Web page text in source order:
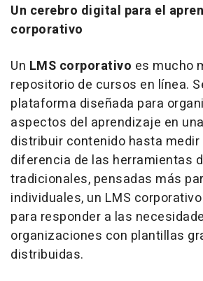
Un cerebro digital para el
corporativo
Un LMS corporativo es mucho
repositorio de cursos en línea.
plataforma diseñada para
aspectos del aprendizaje en
distribuir contenido hasta
diferencia de las herramientas
tradicionales, pensadas más
individuales, un LMS
para responder a las
organizaciones con plantillas
distribuidas.